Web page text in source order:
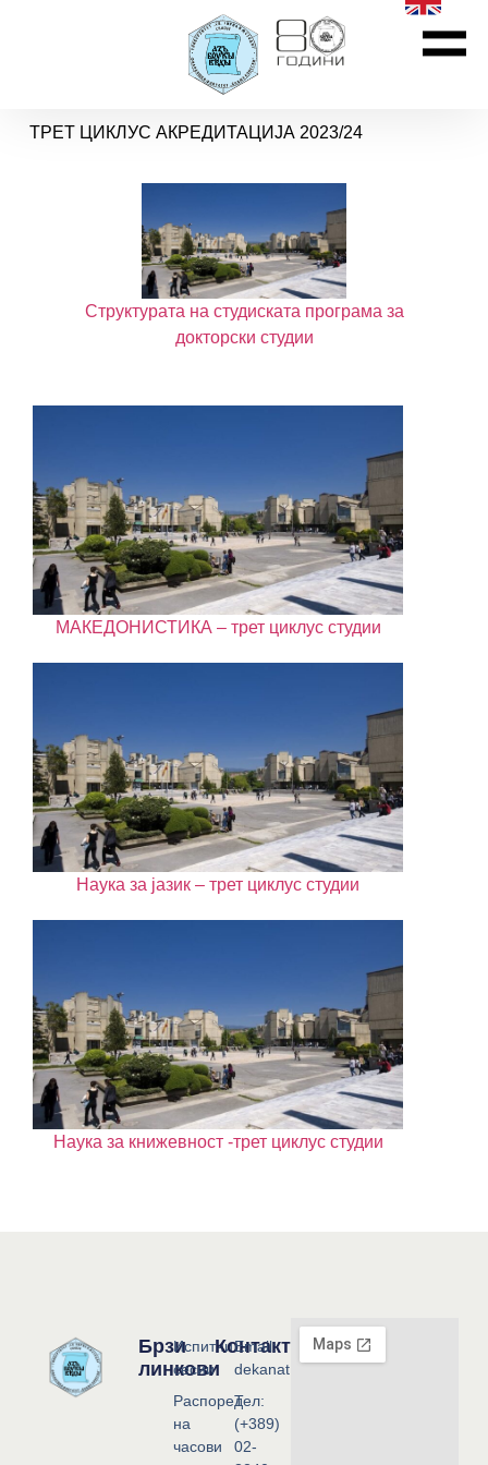
ТРЕТ ЦИКЛУС АКРЕДИТАЦИЈА 2023/24
Структурата на студиската програма за
докторски студии
МАКЕДОНИСТИКА – трет циклус студии
Наука за јазик – трет циклус студии
Наука за книжевност -трет циклус студии
Брзи
линкови
Испитни
сесии
Распоред
на
часови
Контакт
Email:
dekanat@flf.ukim.edu.mk
Тел:
(+389)
02-